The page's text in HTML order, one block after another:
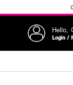
Hello,
Login /